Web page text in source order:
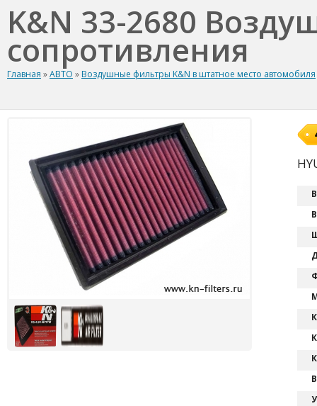
K&N 33-2680
сопротивления
Главная »АВТО » Воздушные фильтры K&N в штатное место автомобиля